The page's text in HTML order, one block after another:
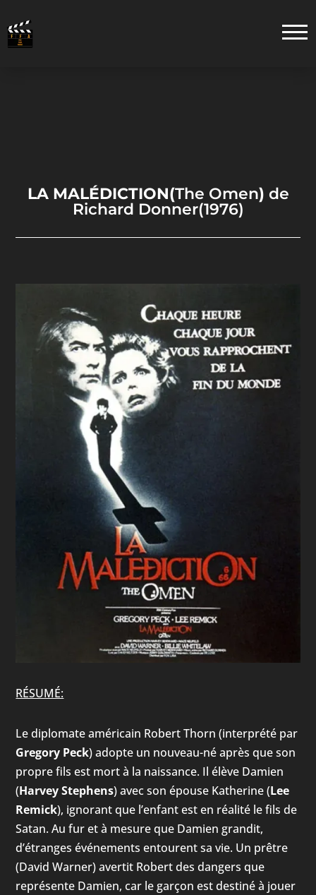
LA MALÉDICTION(The Omen) de
Richard Donner(1976)
RÉSUMÉ:
Le diplomate américain Robert Thorn (interprété par
Gregory Peck) adopte un nouveau-né après que son
propre fils est mort à la naissance. Il élève Damien
(Harvey Stephens) avec son épouse Katherine (Lee
Remick), ignorant que l’enfant est en réalité le fils de
Satan. Au fur et à mesure que Damien grandit,
d’étranges événements entourent sa vie. Un prêtre
(David Warner) avertit Robert des dangers que
représente Damien, car le garçon est destiné à jouer